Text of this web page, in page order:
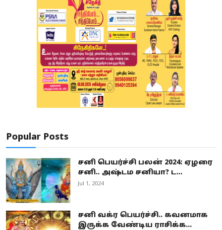
Popular Posts
சனி பெயர்ச்சி பலன் 2024: ஏழரை
சனி.. அஷ்டம சனியா? ட...
Jul 1, 2024
சனி வக்ர பெயர்ச்சி.. கவனமாக
இருக்க வேண்டிய ராசிக்க...